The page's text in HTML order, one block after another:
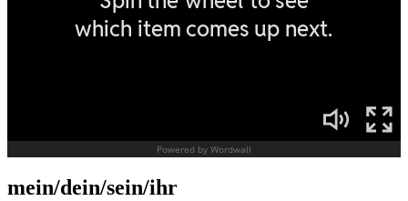
mein/dein/sein/ihr